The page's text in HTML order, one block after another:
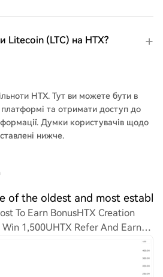
Litecoin (LTC) на HTX?
HTX. Тут ви можете бути в
платформі та отримати доступ до
Думки користувачів щодо
нижче.
of the oldest and most establ
To Earn BonusHTX Creation
1,500UHTX Refer And Earn
the oldest and most established
designed for fast